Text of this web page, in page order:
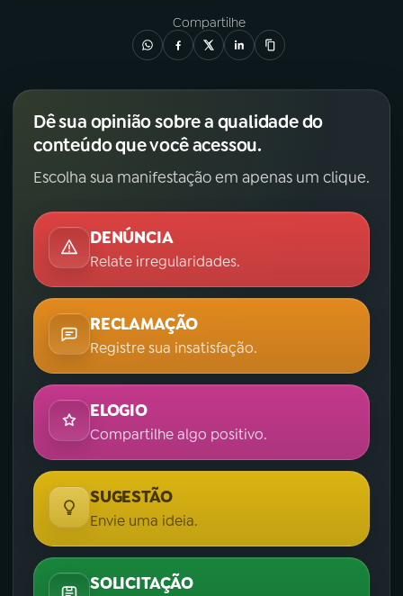
Compartilhe
Dê sua opinião sobre a qualidade do
conteúdo que você acessou.
Escolha sua manifestação em apenas um clique.
DENÚNCIA
Relate irregularidades.
RECLAMAÇÃO
Registre sua insatisfação.
ELOGIO
Compartilhe algo positivo.
SUGESTÃO
Envie uma ideia.
SOLICITAÇÃO